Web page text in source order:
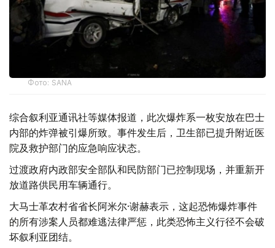
Фото: SANA
综合叙利亚通讯社等媒体报道，此次爆炸系一枚安放在巴士
内部的炸弹被引爆所致。事件发生后，卫生部已提升附近医
院及救护部门的应急响应状态。
过渡政府内政部安全部队和民防部门已控制现场，并重新开
放道路供民用车辆通行。
大马士革农村省省长阿米尔·谢赫表示，这起恐怖爆炸事件
的所有涉案人员都难逃法律严惩，此类恐怖主义行径不会破
坏叙利亚团结。